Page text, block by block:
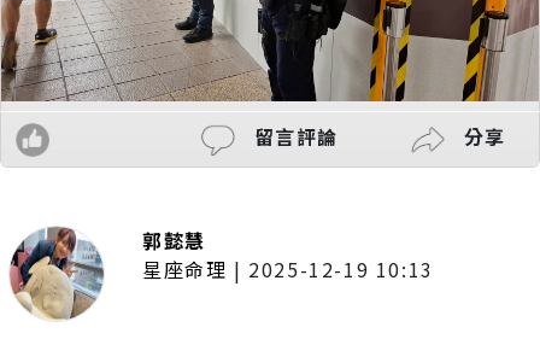
留言評論 分享
郭懿慧
星座命理 | 2025-12-19 10:13